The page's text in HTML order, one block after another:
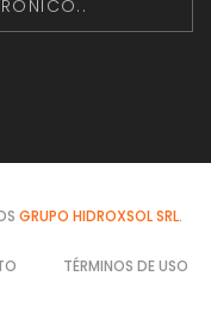
GRUPO HIDROXSOL SRL.
TÉRMINOS DE USO